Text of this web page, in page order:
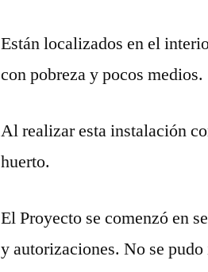
Están localizados en el
con pobreza y pocos medios.
Al realizar esta instalación
huerto.
El Proyecto se comenzó en
y autorizaciones. No se